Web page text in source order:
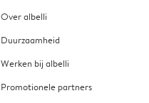
Over albelli
Duurzaamheid
Werken bij albelli
Promotionele partners